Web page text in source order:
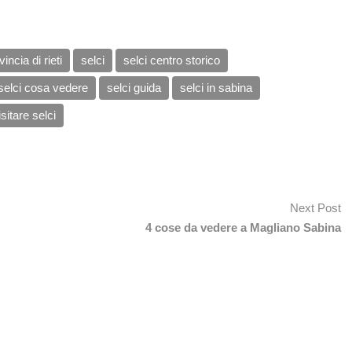
di rieti selci selci centro storico
cosa vedere selci guida selci in sabina
selci
Next Post
4 cose da vedere a Magliano Sabina